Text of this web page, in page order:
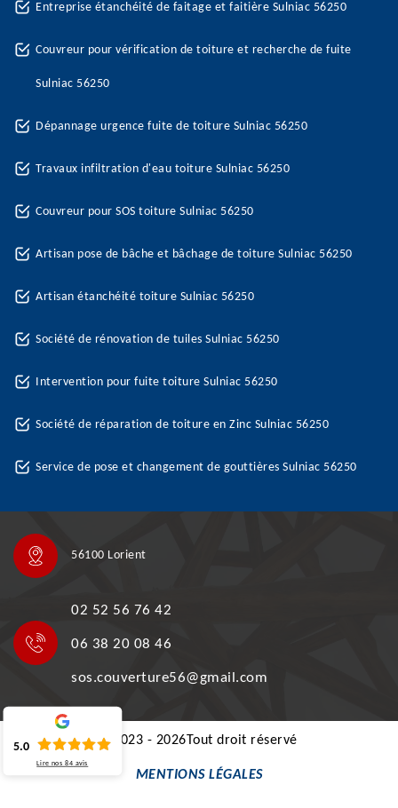
Entreprise étanchéité de faitage et faitière Sulniac 56250
Couvreur pour vérification de toiture et recherche de fuite
Sulniac 56250
Dépannage urgence fuite de toiture Sulniac 56250
Travaux infiltration d'eau toiture Sulniac 56250
Couvreur pour SOS toiture Sulniac 56250
Artisan pose de bâche et bâchage de toiture Sulniac 56250
Artisan étanchéité toiture Sulniac 56250
Société de rénovation de tuiles Sulniac 56250
Intervention pour fuite toiture Sulniac 56250
Société de réparation de toiture en Zinc Sulniac 56250
Service de pose et changement de gouttières Sulniac 56250
56100 Lorient
02 52 56 76 42
06 38 20 08 46
sos.couverture56@gmail.com
©2023 - 2026Tout droit réservé
MENTIONS LÉGALES
5.0
Lire nos84 avis